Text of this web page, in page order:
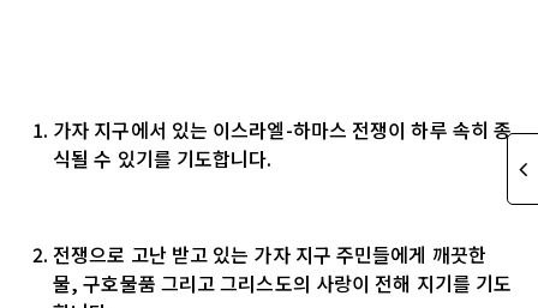
가자 지구에서 있는 이스라엘-하마스 전쟁이 하루 속히 종
식될 수 있기를 기도합니다.
전쟁으로 고난 받고 있는 가자 지구 주민들에게 깨끗한
물, 구호물품 그리고 그리스도의 사랑이 전해 지기를 기도